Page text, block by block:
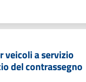
veicoli a servizio
del contrassegno